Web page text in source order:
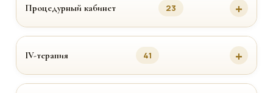
Процедурный кабинет 23
IV-терапия 41